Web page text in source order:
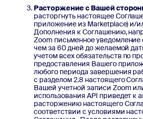
Расторжение с Вашей
расторгнуть настоящее
приложение из Marketplace) и/
Дополнения к Соглашению,
Zoom письменное уведомление
чем за 60 дней до желаемой
учетом всех обязательств по
предоставления Вашего
любого периода завершения
с разделом 2.8 настоящего
Вашей учетной записи Zoom
использования API приведет к
расторжению настоящего
соответствии с условиями